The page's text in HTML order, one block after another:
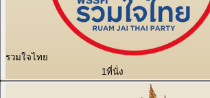
รวมใจไทย
1ที่นั่ง